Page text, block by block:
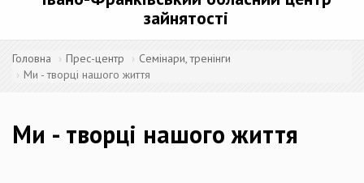
зайнятості
Головна Прес-центр
Семінари, тренінги
Ми - творці нашого життя
Ми - творці нашого життя